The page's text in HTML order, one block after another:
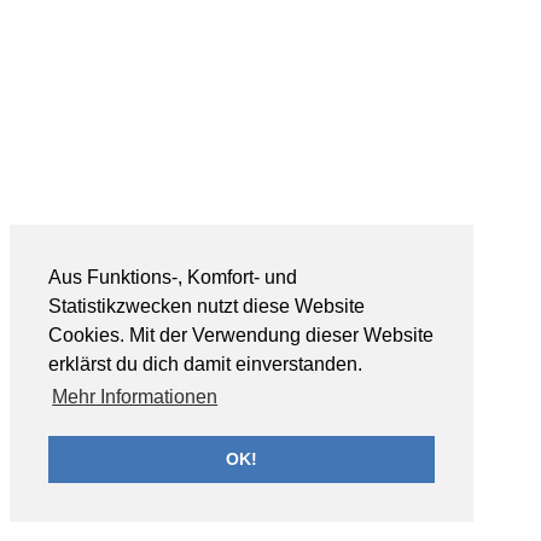
Aus Funktions-, Komfort- und
Statistikzwecken nutzt diese Website
Cookies. Mit der Verwendung dieser Website
erklärst du dich damit einverstanden.
Mehr Informationen
OK!